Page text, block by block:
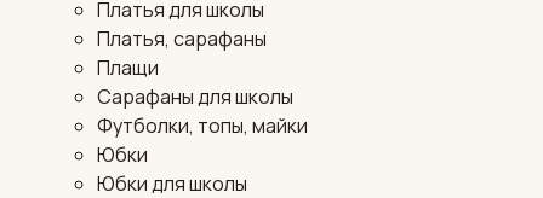
Платья для школы
Платья, сарафаны
Плащи
Сарафаны для школы
Футболки, топы, майки
Юбки
Юбки для школы